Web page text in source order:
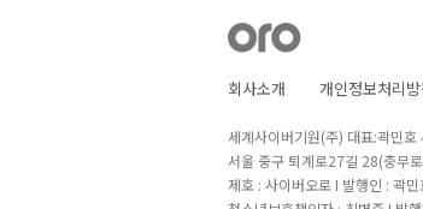
회사소개 개인정보처리방
세계사이버기원(주) 대표:곽민
서울 중구 퇴계로27길 28(충무
제호 : 사이버오로 I 발행인 : 곽